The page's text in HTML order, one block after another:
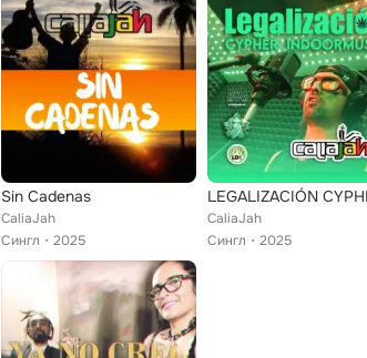
Sin Cadenas
CaliaJah
Сингл
2025
CaliaJah
Сингл
2025